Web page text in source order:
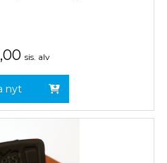
sis. alv
nyt